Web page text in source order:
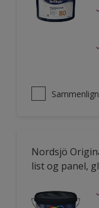
Nordsjö
list og panel,